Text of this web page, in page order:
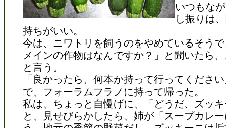
いつもな
し振りは
持ちがいい。
今は、ニワトリを飼うのをやめているそう
メインの作物はなんですか？」と聞いたら
と言う。
「良かったら、何本か持って行ってくださ
で、フォーラムフラノに持って帰った。
私は、ちょっと自慢げに、「どうだ、ズッ
と、見せびらかしたら、姉が「スープカレ